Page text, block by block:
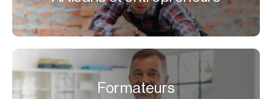
Formateurs